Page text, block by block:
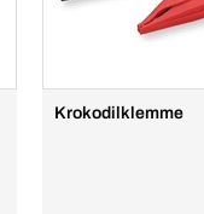
Krokodilklemme